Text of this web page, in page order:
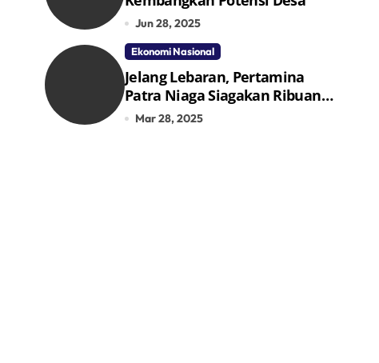
Jun 28, 2025
Ekonomi Nasional
Jelang Lebaran, Pertamina
Patra Niaga Siagakan Ribuan
Agen dan Pangkalan LPG 3 Kg
Mar 28, 2025